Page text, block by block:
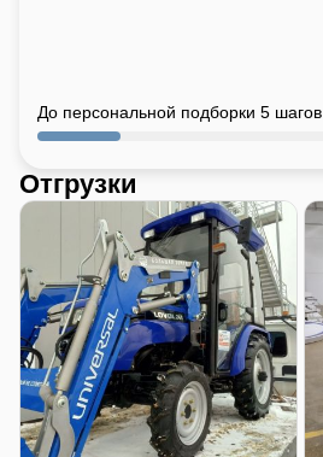
До персональной подборки 5 шагов
Отгрузки